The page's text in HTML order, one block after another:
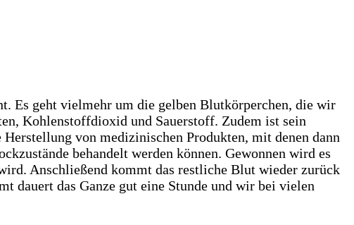
Es geht vielmehr um die gelben Blutkörperchen, die wir
Kohlenstoffdioxid und Sauerstoff. Zudem ist sein
von medizinischen Produkten, mit denen dann
behandelt werden können. Gewonnen wird es
Anschließend kommt das restliche Blut wieder zurück
dauert das Ganze gut eine Stunde und wir bei vielen